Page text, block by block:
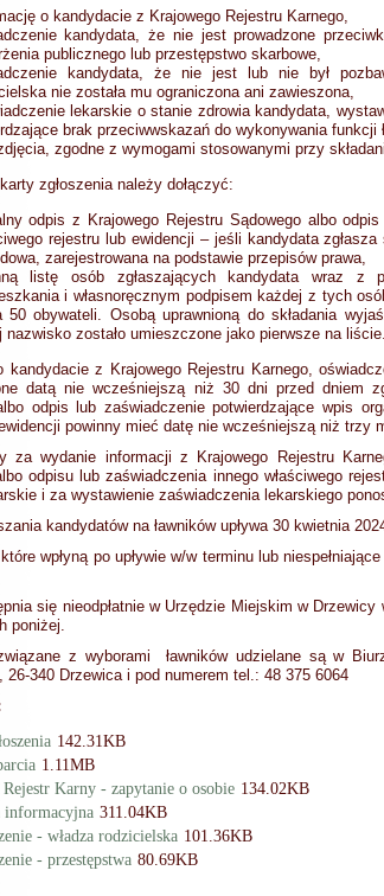
o kandydacie z Krajowego Rejestru Karnego,
kandydata, że nie jest prowadzone
publicznego lub przestępstwo skarbowe,
kandydata, że nie jest lub nie był
nie została mu ograniczona ani zawieszona,
lekarskie o stanie zdrowia kandydata,
brak przeciwwskazań do wykonywania funkcji
zgodne z wymogami stosowanymi przy
zgłoszenia należy dołączyć:
odpis z Krajowego Rejestru Sądowego albo
rejestru lub ewidencji – jeśli kandydata
zarejestrowana na podstawie przepisów prawa,
listę osób zgłaszających kandydata wraz z
i własnoręcznym podpisem każdej z tych
50 obywateli. Osobą uprawnioną do składania
nazwisko zostało umieszczone jako pierwsze na liście.
kandydacie z Krajowego Rejestru Karnego,
datą nie wcześniejszą niż 30 dni przed dniem
odpis lub zaświadczenie potwierdzające wpis
powinny mieć datę nie wcześniejszą niż trzy
za wydanie informacji z Krajowego Rejestru
odpisu lub zaświadczenia innego właściwego
i za wystawienie zaświadczenia lekarskiego
kandydatów na ławników upływa 30 kwietnia
wpłyną po upływie w/w terminu lub
się nieodpłatnie w Urzędzie Miejskim w
poniżej.
z wyborami ławników udzielane są w
26-340 Drzewica i pod numerem tel.: 48 375 6064
142.31KB
1.11MB
Karny - zapytanie o osobie 134.02KB
informacyjna 311.04KB
- władza rodzicielska 101.36KB
- przestępstwa 80.69KB